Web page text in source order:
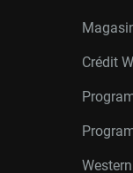
Crédit